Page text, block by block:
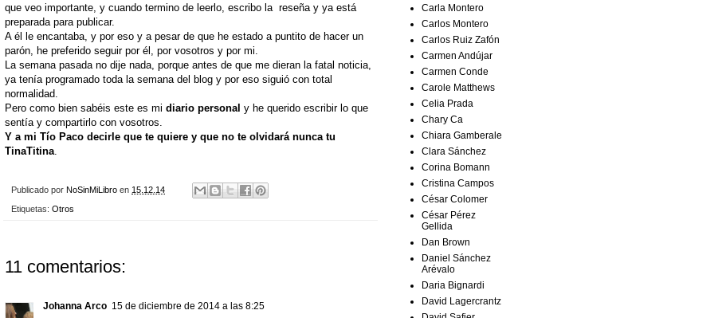
que veo importante, y cuando termino de leerlo, escribo la reseña y ya está
preparada para publicar.
A él le encantaba, y por eso y a pesar de que he estado a puntito de hacer un
parón, he preferido seguir por él, por vosotros y por mi.
La semana pasada no dije nada, porque antes de que me dieran la fatal noticia,
ya tenía programado toda la semana del blog y por eso siguió con total
normalidad.
Pero como bien sabéis este es mi diario personal y he querido escribir lo que
sentía y compartirlo con vosotros.
Y a mi Tío Paco decirle que te quiere y que no te olvidará nunca tu
TinaTitina
Publicado por NoSinMiLibro en 15.12.14
Etiquetas: Otros
11 comentarios:
Johanna Arco 15 de diciembre de 2014 a las 8:25
Carla Montero
Carlos Montero
Carlos Ruiz Zafón
Carmen Andújar
Carmen Conde
Carole Matthews
Celia Prada
Chary Ca
Chiara Gamberale
Clara Sánchez
Corina Bomann
Cristina Campos
César Colomer
César Pérez
Gellida
Dan Brown
Daniel Sánchez
Arévalo
Daria Bignardi
David Lagercrantz